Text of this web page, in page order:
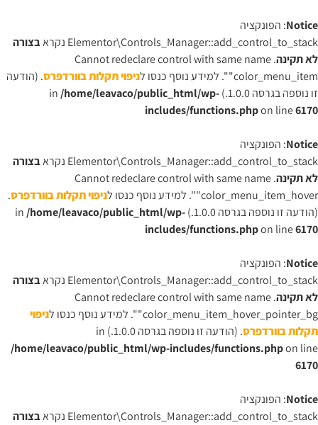
Notice: הפונקציה
Elementor\Controls_Manager::add_control_to_stack נקרא
בצורה
לא תקינה . Cannot redeclare control with same name
"color_menu_item". למידע נוסף כנסו ל
ניפוי תקלות בוורדפרס. (הודעה
זו נוספה בגרסה 1.0.0.) in
/home/leavaco/public_html/wp-
includes/functions.phpon line6170
Notice: הפונקציה
Elementor\Controls_Manager::add_control_to_stack נקרא
בצורה
לא תקינה . Cannot redeclare control with same name
"color_menu_item_hover". למידע נוסף כנסו ל
ניפוי תקלות בוורדפרס.
(הודעה זו נוספה בגרסה 1.0.0.) in
/home/leavaco/public_html/wp-
includes/functions.phpon line6170
Notice: הפונקציה
Elementor\Controls_Manager::add_control_to_stack נקרא
בצורה
לא תקינה . Cannot redeclare control with same name
"color_menu_item_hover_pointer_bg". למידע נוסף כנסו ל
ניפוי
תקלות בוורדפרס. (הודעה זו נוספה בגרסה 1.0.0.) in
/home/leavaco/public_html/wp-includes/functions.phpon line
6170
Notice: הפונקציה
Elementor\Controls_Manager::add_control_to_stack נקרא
בצורה